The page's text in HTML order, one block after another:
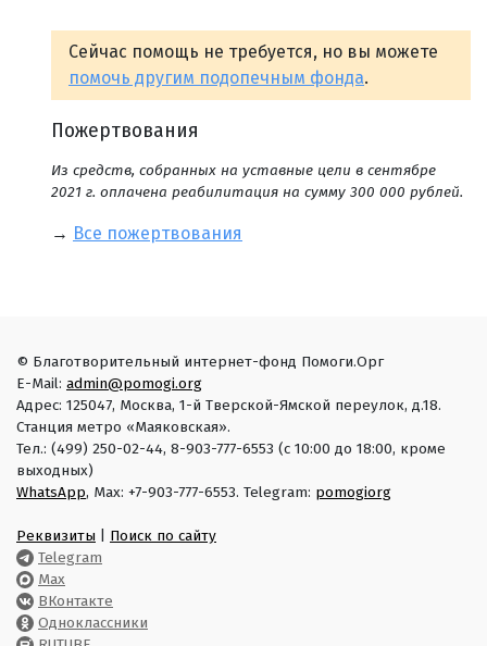
Сейчас помощь не требуется, но вы можете
помочь другим подопечным фонда.
Пожертвования
Из средств, собранных на уставные цели в сентябре
2021 г. оплачена реабилитация на сумму 300 000 рублей.
→ Все пожертвования
© Благотворительный интернет-фонд Помоги.Орг
E-Mail: admin@pomogi.org
Адрес: 125047, Москва, 1-й Тверской-Ямской переулок, д.18.
Станция метро «Маяковская».
Тел.: (499) 250-02-44, 8-903-777-6553 (с 10:00 до 18:00, кроме
выходных)
WhatsApp, Max: +7-903-777-6553. Telegram: pomogiorg
Реквизиты
Поиск по сайту
Telegram
Max
ВКонтакте
Одноклассники